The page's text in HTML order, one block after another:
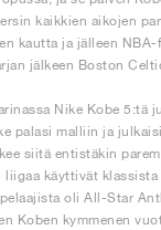
kaikkien aikojen
kautta ja jälleen
jälkeen Boston
Nike Kobe
palasi malliin ja
siitä entistäkin
käyttivät
oli All-Star
Koben kymmenen